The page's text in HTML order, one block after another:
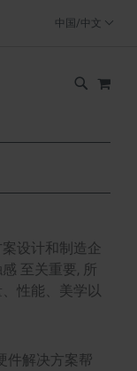
中国/中文
设计和制造企
至关重要, 所
性能、美学以
件解决方案帮